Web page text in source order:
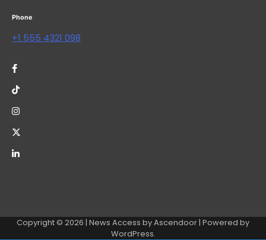
Phone
+1 555 4321 098
Copyright © 2026 | News Access byAscendoor| Powered by
WordPress.